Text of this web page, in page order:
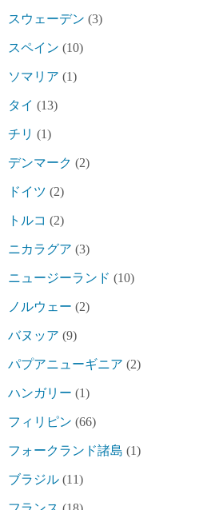
スウェーデン (3)
スペイン (10)
ソマリア (1)
タイ (13)
チリ (1)
デンマーク (2)
ドイツ (2)
トルコ (2)
ニカラグア (3)
ニュージーランド (10)
ノルウェー (2)
バヌッア (9)
パプアニューギニア (2)
ハンガリー (1)
フィリピン (66)
フォークランド諸島 (1)
ブラジル (11)